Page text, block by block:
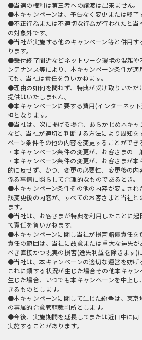
●当選の権利は第三者への譲渡は出来ません。
●本キャンペーンは、予告なく変更または終了
●不正行為または不適切な行為が行われたと当
の対象外です。
●当社が実施する他のキャンペーン等と併用す
ります。
●受付終了間近などネットワーク環境の混雑や
ンテナンス等により、本キャンペーン条件が
ても、当社は責任を負いかねます。
●理由の如何を問わず、特典が受け取りいただ
提供はいたしません。
●本キャンペーンに要する費用(インターネッ
担となります。
●当社は、次に掲げる場合、あらかじめ本キャ
など、当社が適切と判断する方法により周知
ペーン条件その他の内容を変更することができ
・本キャンペーン条件の変更が、お客さまの一
・本キャンペーン条件の変更が、お客さまが
的に反せず、かつ、変更の必要性、変更後の内
係る事情に照らして合理的なものであるとき。
●本キャンペーン条件その他の内容が変更され
該変更後の内容が、すべてのお客さまと当社
ます。
●当社は、お客さまが特典を利用したことに起
て責任を負いかねます。
●本キャンペーンに関し当社が損害賠償責任を
責任の範囲は、当社に故意または重大な過失
べき直接かつ現実の損害(逸失利益を除きます)
●当社は、本キャンペーンの適切な運営を妨げ
これに類する状況が生じた場合その他本キャ
生じた場合、いつでも本キャンペーンを中止
きるものとします。
●本キャンペーンに関して生じた紛争は、東京
の専属的合意管轄裁判所とします。
●今後、実施期間を延長してまたは近日中に同
実施することがあります。